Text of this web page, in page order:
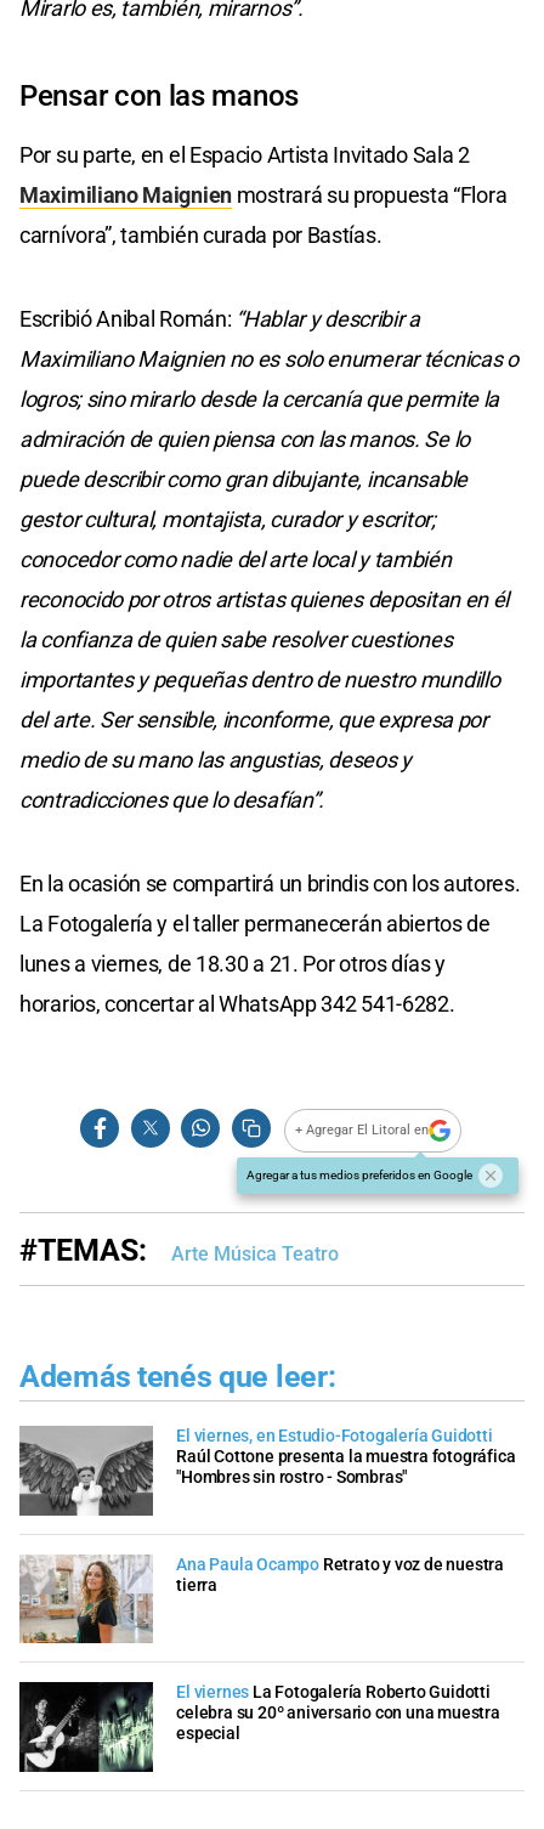
Mirarlo es, también, mirarnos”.
Pensar con las manos
Por su parte, en el Espacio Artista Invitado Sala 2
Maximiliano Maignien mostrará su propuesta “Flora
carnívora”, también curada por Bastías.
Escribió Anibal Román: “Hablar y describir a
Maximiliano Maignien no es solo enumerar técnicas o
logros; sino mirarlo desde la cercanía que permite la
admiración de quien piensa con las manos. Se lo
puede describir como gran dibujante, incansable
gestor cultural, montajista, curador y escritor;
conocedor como nadie del arte local y también
reconocido por otros artistas quienes depositan en él
la confianza de quien sabe resolver cuestiones
importantes y pequeñas dentro de nuestro mundillo
del arte. Ser sensible, inconforme, que expresa por
medio de su mano las angustias, deseos y
contradicciones que lo desafían”.
En la ocasión se compartirá un brindis con los autores.
La Fotogalería y el taller permanecerán abiertos de
lunes a viernes, de 18.30 a 21. Por otros días y
horarios, concertar al WhatsApp 342 541-6282.
+ Agregar El Litoral en
Agregar a tus medios preferidos en Google
#TEMAS: Arte Música Teatro
Además tenés que leer:
El viernes, en Estudio-Fotogalería Guidotti
Raúl Cottone presenta la muestra fotográfica
"Hombres sin rostro - Sombras"
Ana Paula Ocampo Retrato y voz de nuestra
tierra
El viernes La Fotogalería Roberto Guidotti
celebra su 20º aniversario con una muestra
especial